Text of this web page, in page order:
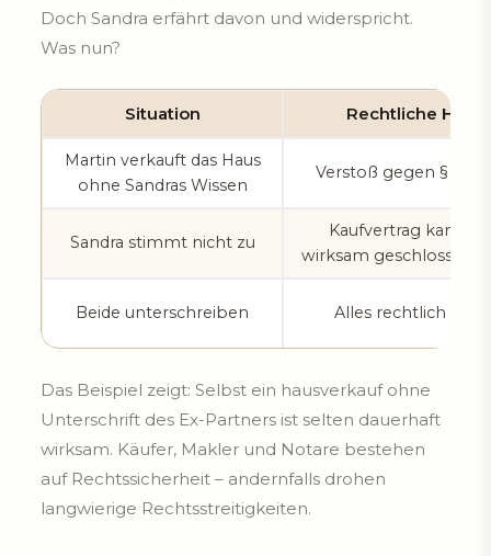
Doch Sandra erfährt davon und widerspricht.
Was nun?
Situation Rechtliche
Martin verkauft das Haus
ohne Sandras Wissen
Verstoß gegen § 1365
Sandra stimmt nicht zu
Kaufvertrag kann
wirksam geschlossen
Beide unterschreiben Alles rechtlich
Das Beispiel zeigt: Selbst ein hausverkauf ohne
Unterschrift des Ex-Partners ist selten dauerhaft
wirksam. Käufer, Makler und Notare bestehen
auf Rechtssicherheit – andernfalls drohen
langwierige Rechtsstreitigkeiten.